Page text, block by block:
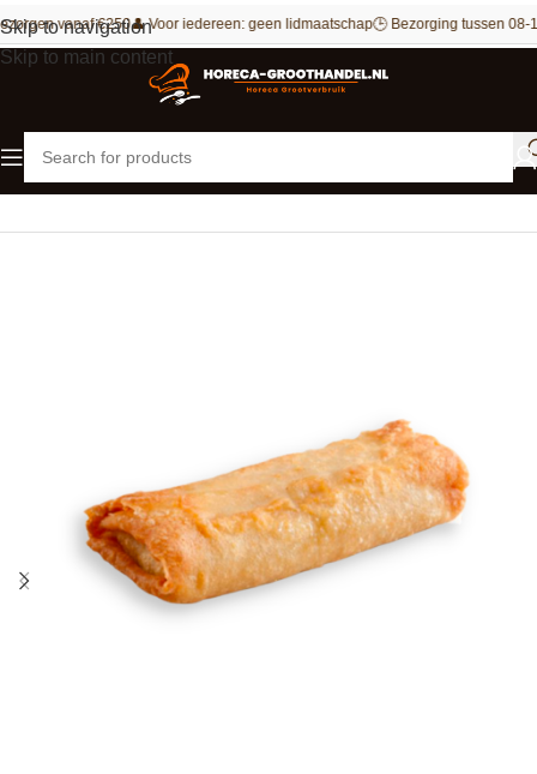
Skip to navigation
Skip to main content
vanaf €250👤 Voor iedereen: geen lidmaatschap🕒 Bezorging tussen 08-
Home Outlet